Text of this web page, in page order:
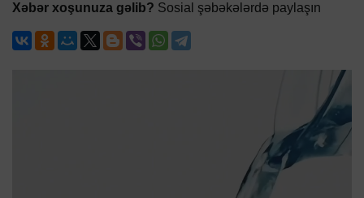
Xəbər xoşunuza gəlib? Sosial şəbəkələrdə paylaşın